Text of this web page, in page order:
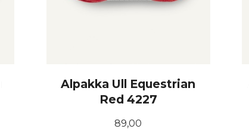
Alpakka Ull Equestrian
Red 4227
Pris
89,00